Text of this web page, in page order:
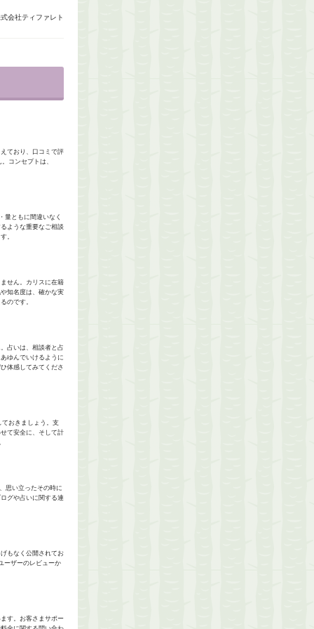
会社ティファレト
ており、口コミで評
コンセプトは、
量ともに間違いなく
ような重要なご相談
。
せん。カリスに在籍
知名度は、確かな実
のです。
占いは、相談者と占
ゆんでいけるように
体感してみてくださ
おきましょう。支
て安全に、そして計
思い立ったその時に
グや占いに関する連
もなく公開されてお
ーザーのレビューか
す。お客さまサポー